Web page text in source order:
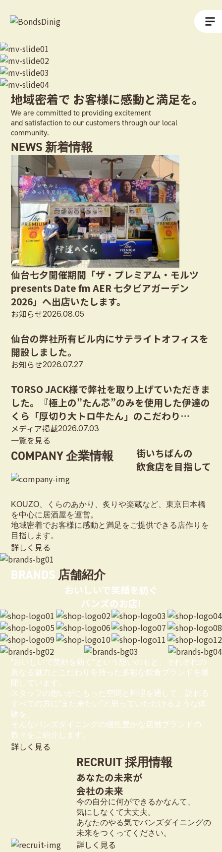
地域密着で お客様に感動と満足を。
We are committed to providing excitement
and satisfaction to our customers through our local
community.
NEWS 新着情報
仙台七夕開催期間「ザ・プレミアム・モルツ
presents Date fm AER 七夕ビアガーデン
2026」へ出店いたします。
お知らせ2026.08.05
仙台の弊社所有ビル内にサテライトオフィスを
開設しました。
お知らせ2026.07.27
TORSO JACK様で弊社を取り上げていただきま
した。『極上の”たん芯”のみを使用した伊達の
くら「厚切り大トロ牛たん」のこだわり…
メディア掲載2026.07.03
一覧を見る
COMPANY 企業情報
街いちばんの
飲食店を目指して
KOUZO、くらのあかり、炙りや楽蔵など、東京日本橋
を中心に居酒屋を運営。
地域密着でお客様に感動と満足をご提供できる店作りを
目指します。
詳しく見る
BRANDS 店舗紹介
おいしいで笑顔を紡ぐ
バンズのお店!
“おいしいで笑顔を紡ぐ”という想いのもと、それぞれの
異なる魅力とこだわりを持った多彩な飲食ブランドを展
開しています。
スタッフの想いがこもった空間と料理を通して、訪れる
すべての方に“また来たい”と思っていただけるような体
験を。
そんなバンズダイニングの個性豊かな店舗ブランドの
数々をご紹介します。
詳しく見る
RECRUIT 採用情報
あなたの未来が
会社の未来
今の自分に何ができるかなんて、
気にしなくて大丈夫。
あなたのやる気でバンズダイニングの
未来をつくってください。
詳しく見る